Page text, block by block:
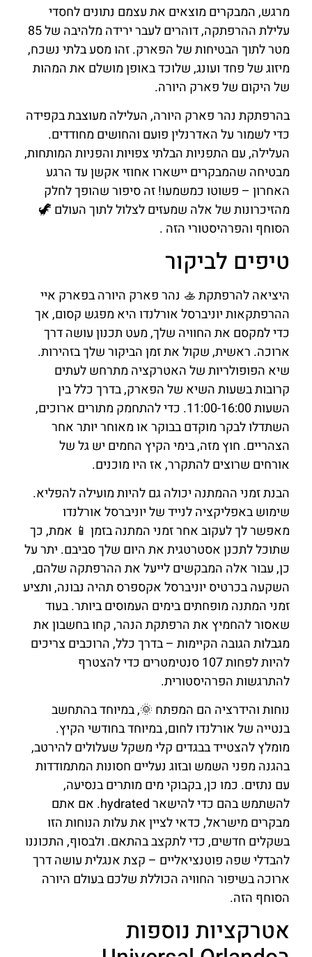
מרגש, המבקרים מוצאים את עצמם נתונים לחסדי
עלילת ההרפתקה, דוהרים לעבר ירידה מלהיבה של 85
מטר לתוך הבטיחות של הפארק. זהו מסע בלתי נשכח,
מיזוג של פחד ועונג, שלוכד באופן מושלם את המהות
של היקום של פארק היורה.
בהרפתקת נהר פארק היורה, העלילה מעוצבת בקפידה
כדי לשמור על האדרנלין פועם והחושים מחודדים.
העלילה, עם התפניות הבלתי צפויות והפניות המותחות,
מבטיחה שהמבקרים יישארו אחוזי אקשן עד הרגע
האחרון – פשוטו כמשמעו! זה סיפור שהופך לחלק
מהזיכרונות של אלה שמעזים לצלול לתוך העולם 🦖
הסוחף והפרהיסטורי הזה .
טיפים לביקור
היציאה להרפתקת 🚣 נהר פארק היורה בפארק איי
ההרפתקאות יוניברסל אורלנדו היא מפגש קסום, אך
כדי למקסם את החוויה שלך, מעט תכנון עושה דרך
ארוכה. ראשית, שקול את זמן הביקור שלך בזהירות.
שיא הפופולריות של האטרקציה מתרחש לעתים
קרובות בשעות השיא של הפארק, בדרך כלל בין
השעות 11:00-16:00. כדי להתחמק מתורים ארוכים,
השתדלו לבקר מוקדם בבוקר או מאוחר יותר אחר
הצהריים. חוץ מזה, בימי הקיץ החמים יש גל של
אורחים שרוצים להתקרר, אז היו מוכנים.
הבנת זמני ההמתנה יכולה גם להיות מועילה להפליא.
שימוש באפליקציה לנייד של יוניברסל אורלנדו
מאפשר לך לעקוב אחר זמני המתנה בזמן 📱 אמת, כך
שתוכל לתכנן אסטרטגית את היום שלך סביבם. יתר על
כן, עבור אלה המבקשים לייעל את ההרפתקה שלהם,
השקעה בכרטיס יוניברסל אקספרס תהיה נבונה, ותציע
זמני המתנה מופחתים בימים העמוסים ביותר. בעוד
שאסור להחמיץ את הרפתקת הנהר, קחו בחשבון את
מגבלות הגובה הקיימות – בדרך כלל, הרוכבים צריכים
להיות לפחות 107 סנטימטרים כדי להצטרף
להתרגשות הפרהיסטורית.
נוחות והידרציה הם המפתח 🌞, במיוחד בהתחשב
בנטייה של אורלנדו לחום, במיוחד בחודשי הקיץ.
מומלץ להצטייד בבגדים קלי משקל שעלולים להירטב,
בהגנה מפני השמש ובזוג נעליים חסונות המתמודדות
עם נתזים. כמו כן, בקבוקי מים מותרים בנסיעה,
להשתמש בהם כדי להישאר hydrated. אם אתם
מבקרים מישראל, כדאי לציין את עלות הנוחות הזו
בשקלים חדשים, כדי לתקצב בהתאם. ולבסוף, התכוננו
להבדלי שפה פוטנציאליים – קצת אנגלית עושה דרך
ארוכה בשיפור החוויה הכוללת שלכם בעולם היורה
הסוחף הזה.
אטרקציות נוספות